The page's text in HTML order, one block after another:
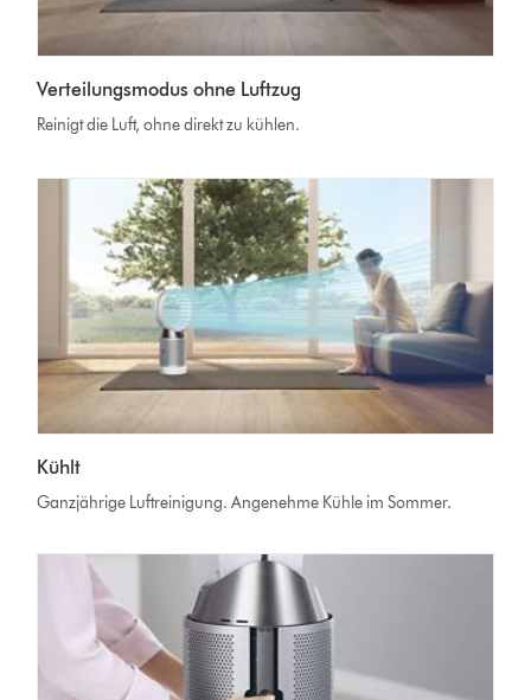
Verteilungsmodus ohne Luftzug
Reinigt die Luft, ohne direkt zu kühlen.
Kühlt
Ganzjährige Luftreinigung. Angenehme Kühle im Sommer.